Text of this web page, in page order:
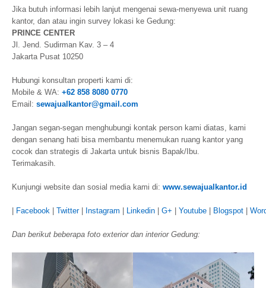
Jika butuh informasi lebih lanjut mengenai sewa-menyewa unit ruang
kantor, dan atau ingin survey lokasi ke Gedung:
PRINCE CENTER
Jl. Jend. Sudirman Kav. 3 – 4
Jakarta Pusat 10250
Hubungi konsultan properti kami di:
Mobile & WA: +62 858 8080 0770
Email: sewajualkantor@gmail.com
Jangan segan-segan menghubungi kontak person kami diatas, kami
dengan senang hati bisa membantu menemukan ruang kantor yang
cocok dan strategis di Jakarta untuk bisnis Bapak/Ibu.
Terimakasih.
Kunjungi website dan sosial media kami di: www.sewajualkantor.id
Facebook Twitter| Instagram Linkedin G+ Youtube Blogspot
Dan berikut beberapa foto exterior dan interior Gedung: